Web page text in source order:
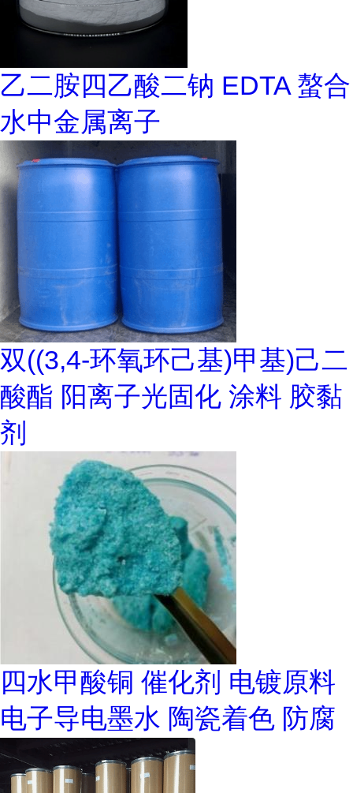
乙二胺四乙酸二钠 EDTA 螯合
水中金属离子
双((3,4-环氧环己基)甲基)己二
酸酯 阳离子光固化 涂料 胶黏
剂
四水甲酸铜 催化剂 电镀原料
电子导电墨水 陶瓷着色 防腐